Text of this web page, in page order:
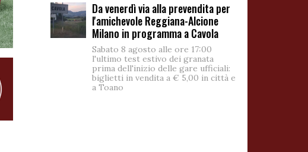
Da venerdì via alla prevendita per
l'amichevole Reggiana-Alcione
Milano in programma a Cavola
Sabato 8 agosto alle ore 17:00
l'ultimo test estivo dei granata
prima dell'inizio delle gare ufficiali:
biglietti in vendita a € 5,00 in città e
a Toano